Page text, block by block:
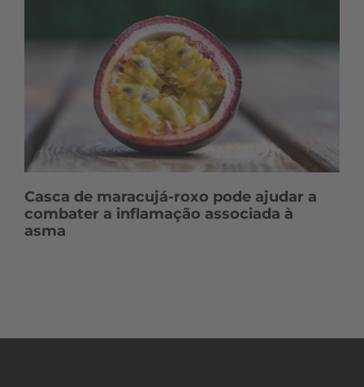
Casca de maracujá-roxo pode ajudar a
combater a inflamação associada à
asma